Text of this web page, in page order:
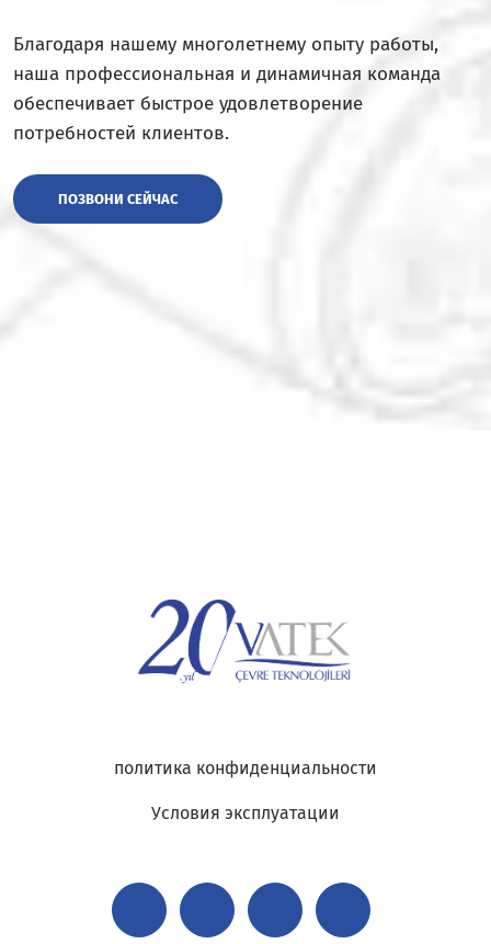
Благодаря нашему многолетнему опыту работы,
наша профессиональная и динамичная команда
обеспечивает быстрое удовлетворение
потребностей клиентов.
ПОЗВОНИ СЕЙЧАС
политика конфиденциальности
Условия эксплуатации